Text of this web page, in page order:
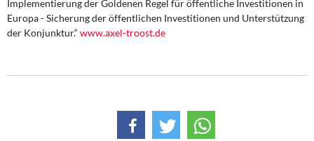
Implementierung der Goldenen Regel für öffentliche Investitionen in
Europa - Sicherung der öffentlichen Investitionen und Unterstützung
der Konjunktur.“ www.axel-troost.de